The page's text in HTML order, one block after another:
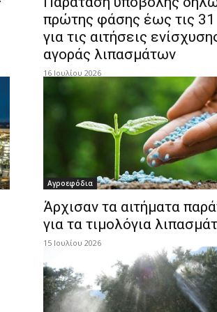
πρώτης φάσης έως τις 31
για τις αιτήσεις
αγοράς λιπασμάτων
16 Ιουλίου 2026
Αγροεφόδια
Άρχισαν τα αιτήματα
για τα τιμολόγια
15 Ιουλίου 2026